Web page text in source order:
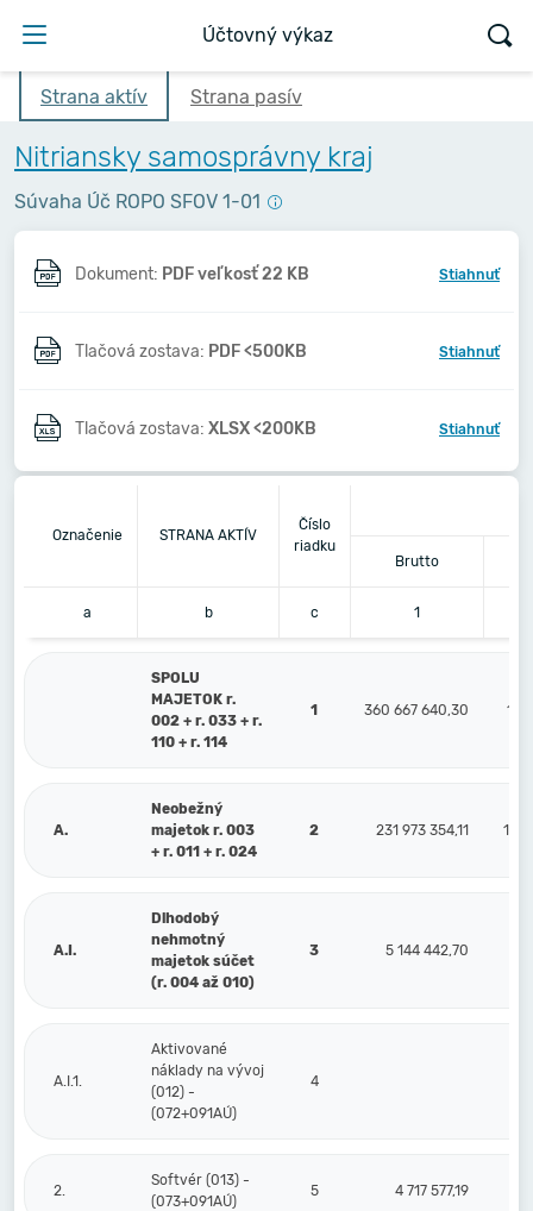
Účtovný výkaz
Strana aktív Strana pasív
Nitriansky samosprávny kraj
Súvaha Úč ROPO SFOV 1-01
Dokument: PDF veľkosť 22 KB Stiahnuť
Tlačová zostava: PDF <500KB Stiahnuť
Tlačová zostava: XLSX <200KB Stiahnuť
Označenie STRANA AKTÍV
Číslo
riadku
Brutto
a b c 1
SPOLU
MAJETOK r.
002 + r. 033 + r.
110 + r. 114
1 360 667 640,30 137
A.
Neobežný
majetok r. 003
+ r. 011 + r. 024
2 231 973 354,11 133
A.I.
Dlhodobý
nehmotný
majetok súčet
(r. 004 až 010)
3 5 144 442,70
A.I.1.
Aktivované
náklady na vývoj
(012) -
(072+091AÚ)
4
2.
Softvér (013) -
(073+091AÚ)
5 4 717 577,19